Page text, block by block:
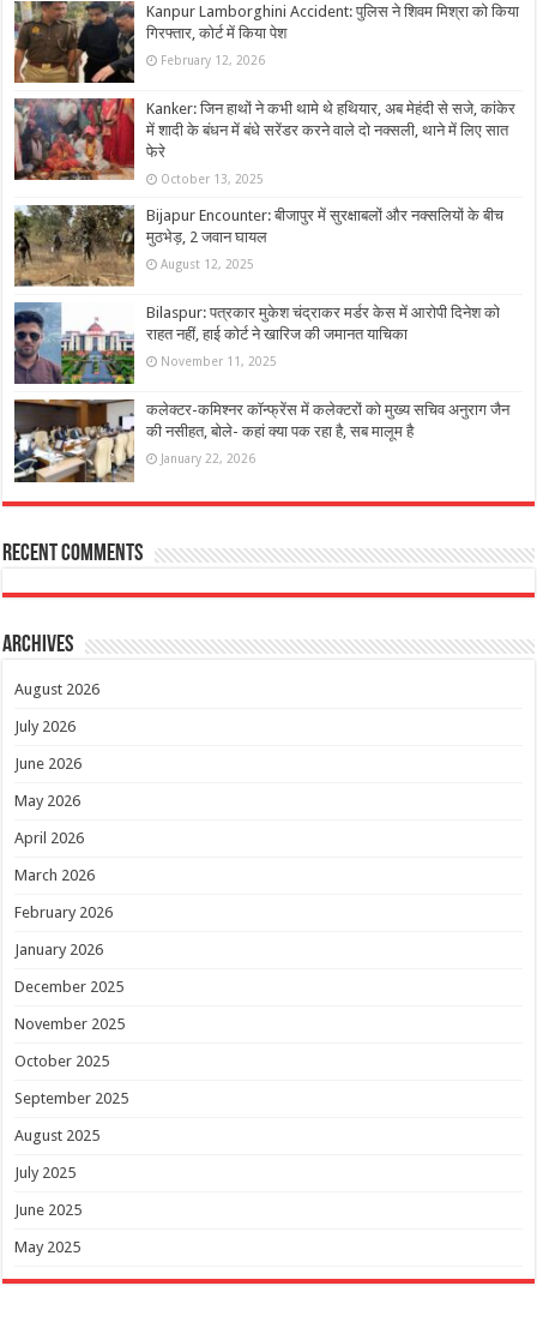
Kanpur Lamborghini Accident: पुलिस ने शिवम मिश्रा को किया
गिरफ्तार, कोर्ट में किया पेश
February 12, 2026
Kanker: जिन हाथों ने कभी थामे थे हथियार, अब मेहंदी से सजे, कांकेर
में शादी के बंधन में बंधे सरेंडर करने वाले दो नक्सली, थाने में लिए सात
फेरे
October 13, 2025
Bijapur Encounter: बीजापुर में सुरक्षाबलों और नक्सलियों के बीच
मुठभेड़, 2 जवान घायल
August 12, 2025
Bilaspur: पत्रकार मुकेश चंद्राकर मर्डर केस में आरोपी दिनेश को
राहत नहीं, हाई कोर्ट ने खारिज की जमानत याचिका
November 11, 2025
कलेक्टर-कमिश्नर कॉन्फ्रेंस में कलेक्टरों को मुख्य सचिव अनुराग जैन
की नसीहत, बोले- कहां क्या पक रहा है, सब मालूम है
January 22, 2026
Recent Comments
Archives
August 2026
July 2026
June 2026
May 2026
April 2026
March 2026
February 2026
January 2026
December 2025
November 2025
October 2025
September 2025
August 2025
July 2025
June 2025
May 2025